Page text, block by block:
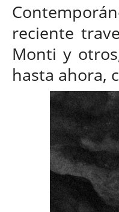
reciente
Monti y
hasta ahora,